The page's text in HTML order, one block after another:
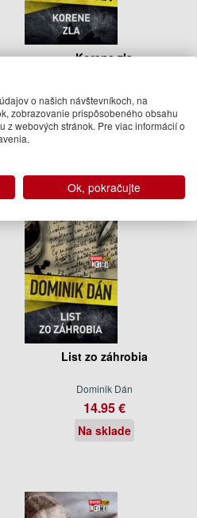
Korene zla
14.95 €
Na sklade
List zo záhrobia
Dominik Dán
14.95 €
Na sklade
o našich návštevníkoch, na
zobrazovanie prispôsobeného obsahu
z webových stránok. Pre viac informácií o
Ok, pokračujte